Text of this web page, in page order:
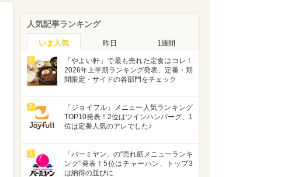
人気記事ランキング
いま人気 昨日 1週間
1
「やよい軒」で最も売れた定食はコレ！
2026年上半期ランキング発表、定番・期
間限定・サイドの各部門をチェック
2
「ジョイフル」メニュー人気ランキング
TOP10発表！2位はツインハンバーグ、1
位は定番人気のアレでした♪
3
「バーミヤン」の“売れ筋メニューランキ
ング”発表！5位はチャーハン、トップ3
は納得の並びに